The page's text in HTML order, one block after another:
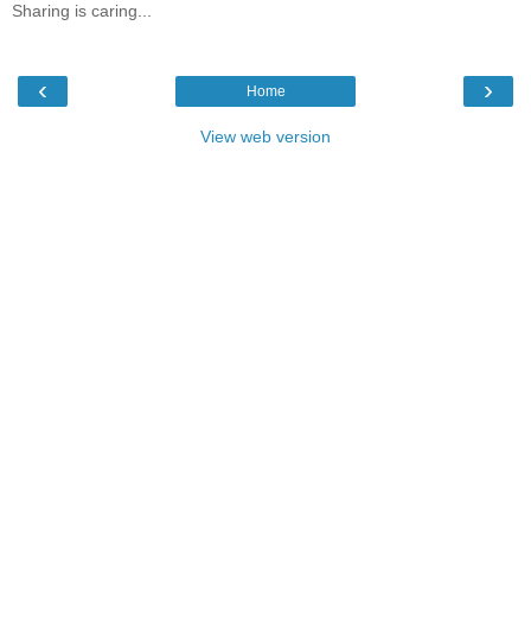
Sharing is caring...
‹ ›
Home
View web version